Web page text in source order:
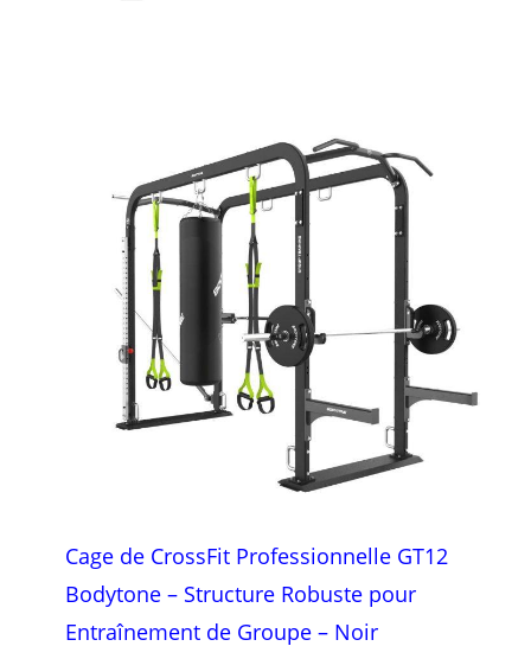
Cage de CrossFit Professionnelle GT12
Bodytone – Structure Robuste pour
Entraînement de Groupe – Noir